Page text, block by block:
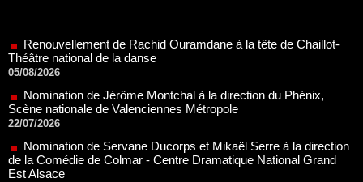
05/08/2026
Nomination de Jérôme Montchal à la direction du Phénix,
Scène nationale de Valenciennes Métropole
22/07/2026
Nomination de Servane Ducorps et Mikaël Serre à la direction
de la Comédie de Colmar - Centre Dramatique National Grand
Est Alsace
07/07/2026
Thomas Jolly et Laëtitia Guédon nommés à la direction du